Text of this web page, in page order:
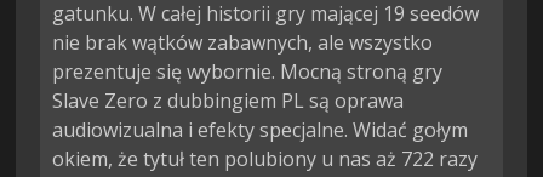
gatunku. W całej historii gry mającej 19 seedów
nie brak wątków zabawnych, ale wszystko
prezentuje się wybornie. Mocną stroną gry
Slave Zero z dubbingiem PL są oprawa
audiowizualna i efekty specjalne. Widać gołym
okiem, że tytuł ten polubiony u nas aż 722 razy